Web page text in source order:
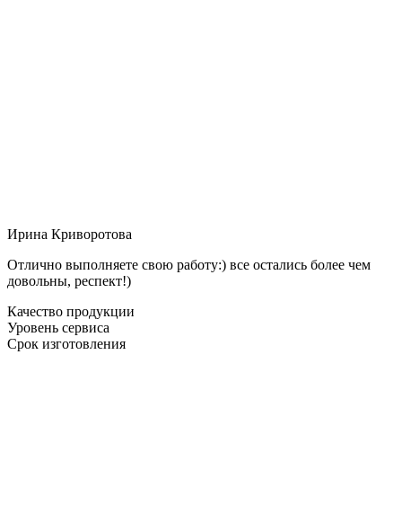
Ирина Криворотова
Отлично выполняете свою работу:) все остались более чем
довольны, респект!)
Качество продукции
Уровень сервиса
Срок изготовления